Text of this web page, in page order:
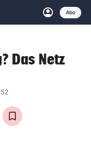
account_circle
Anmelden
Abo
close Schließen
arrow_right
Das Netz